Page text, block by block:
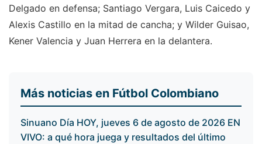
Delgado en defensa; Santiago Vergara, Luis Caicedo y
Alexis Castillo en la mitad de cancha; y Wilder Guisao,
Kener Valencia y Juan Herrera en la delantera.
Más noticias en Fútbol Colombiano
Sinuano Día HOY, jueves 6 de agosto de 2026 EN
VIVO: a qué hora juega y resultados del último